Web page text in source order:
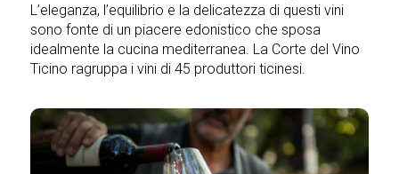
L’eleganza, l’equilibrio e la delicatezza di questi vini
sono fonte di un piacere edonistico che sposa
idealmente la cucina mediterranea. La Corte del Vino
Ticino ragruppa i vini di 45 produttori ticinesi.